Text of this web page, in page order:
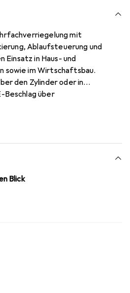
mit
Ablaufsteuerung und
Einsatz in Haus- und
sowie im Wirtschaftsbau.
den Zylinder oder in
Beschlag über
L+R umstellbare
ins Schliessblech. Mit der
gehärteten Hauptriegel
Zusatz-Bolzenriegeln können
RC3 gebaut
EN 1634 zugelassen.
von Glutz Beschlägen.
Blick